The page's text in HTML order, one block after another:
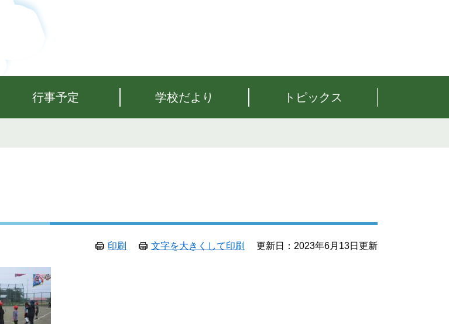
行事予定 学校だより トピックス
印刷 文字を大きくして印刷 更新日：2023年6月13日更新